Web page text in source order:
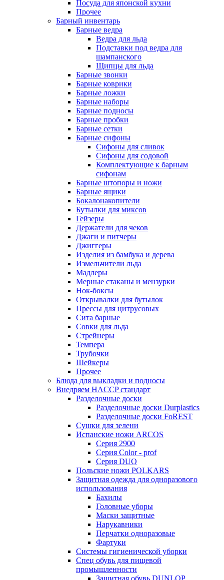
Посуда для японской кухни
Прочее
Барный инвентарь
Барные ведра
Ведра для льда
Подставки под ведра для
шампанского
Щипцы для льда
Барные звонки
Барные коврики
Барные ложки
Барные наборы
Барные подносы
Барные пробки
Барные сетки
Барные сифоны
Сифоны для сливок
Сифоны для содовой
Комплектующие к барным
сифонам
Барные штопоры и ножи
Барные ящики
Бокалонакопители
Бутылки для миксов
Гейзеры
Держатели для чеков
Джаги и питчеры
Джиггеры
Изделия из бамбука и дерева
Измельчители льда
Мадлеры
Мерные стаканы и мензурки
Нок-боксы
Открывалки для бутылок
Прессы для цитрусовых
Сита барные
Совки для льда
Стрейнеры
Темпера
Трубочки
Шейкеры
Прочее
Блюда для выкладки и подносы
Внедряем HACCP стандарт
Разделочные доски
Разделочные доски Durplastics
Разделочные доски FoREST
Сушки для зелени
Испанские ножи ARCOS
Серия 2900
Серия Color - prof
Серия DUO
Польские ножи POLKARS
Защитная одежда для одноразового
использования
Бахилы
Головные уборы
Маски защитные
Нарукавники
Перчатки одноразовые
Фартуки
Системы гигиенической уборки
Спец обувь для пищевой
промышленности